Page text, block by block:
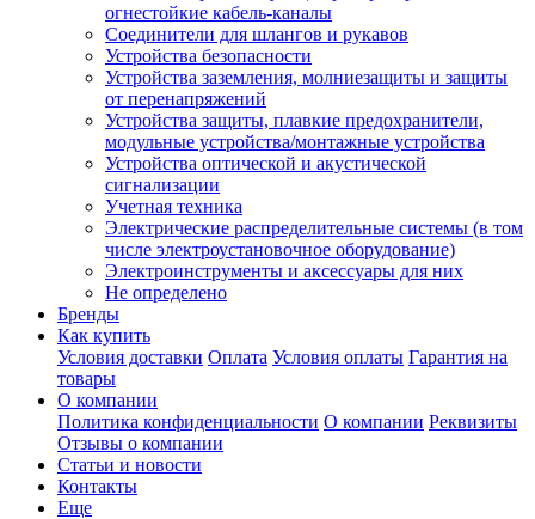
огнестойкие кабель-каналы
Соединители для шлангов и рукавов
Устройства безопасности
Устройства заземления, молниезащиты и защиты
от перенапряжений
Устройства защиты, плавкие предохранители,
модульные устройства/монтажные устройства
Устройства оптической и акустической
сигнализации
Учетная техника
Электрические распределительные системы (в том
числе электроустановочное оборудование)
Электроинструменты и аксессуары для них
Не определено
Бренды
Как купить
Условия доставки Оплата Условия оплаты Гарантия на
товары
О компании
Политика конфиденциальности О компании Реквизиты
Отзывы о компании
Статьи и новости
Контакты
Еще